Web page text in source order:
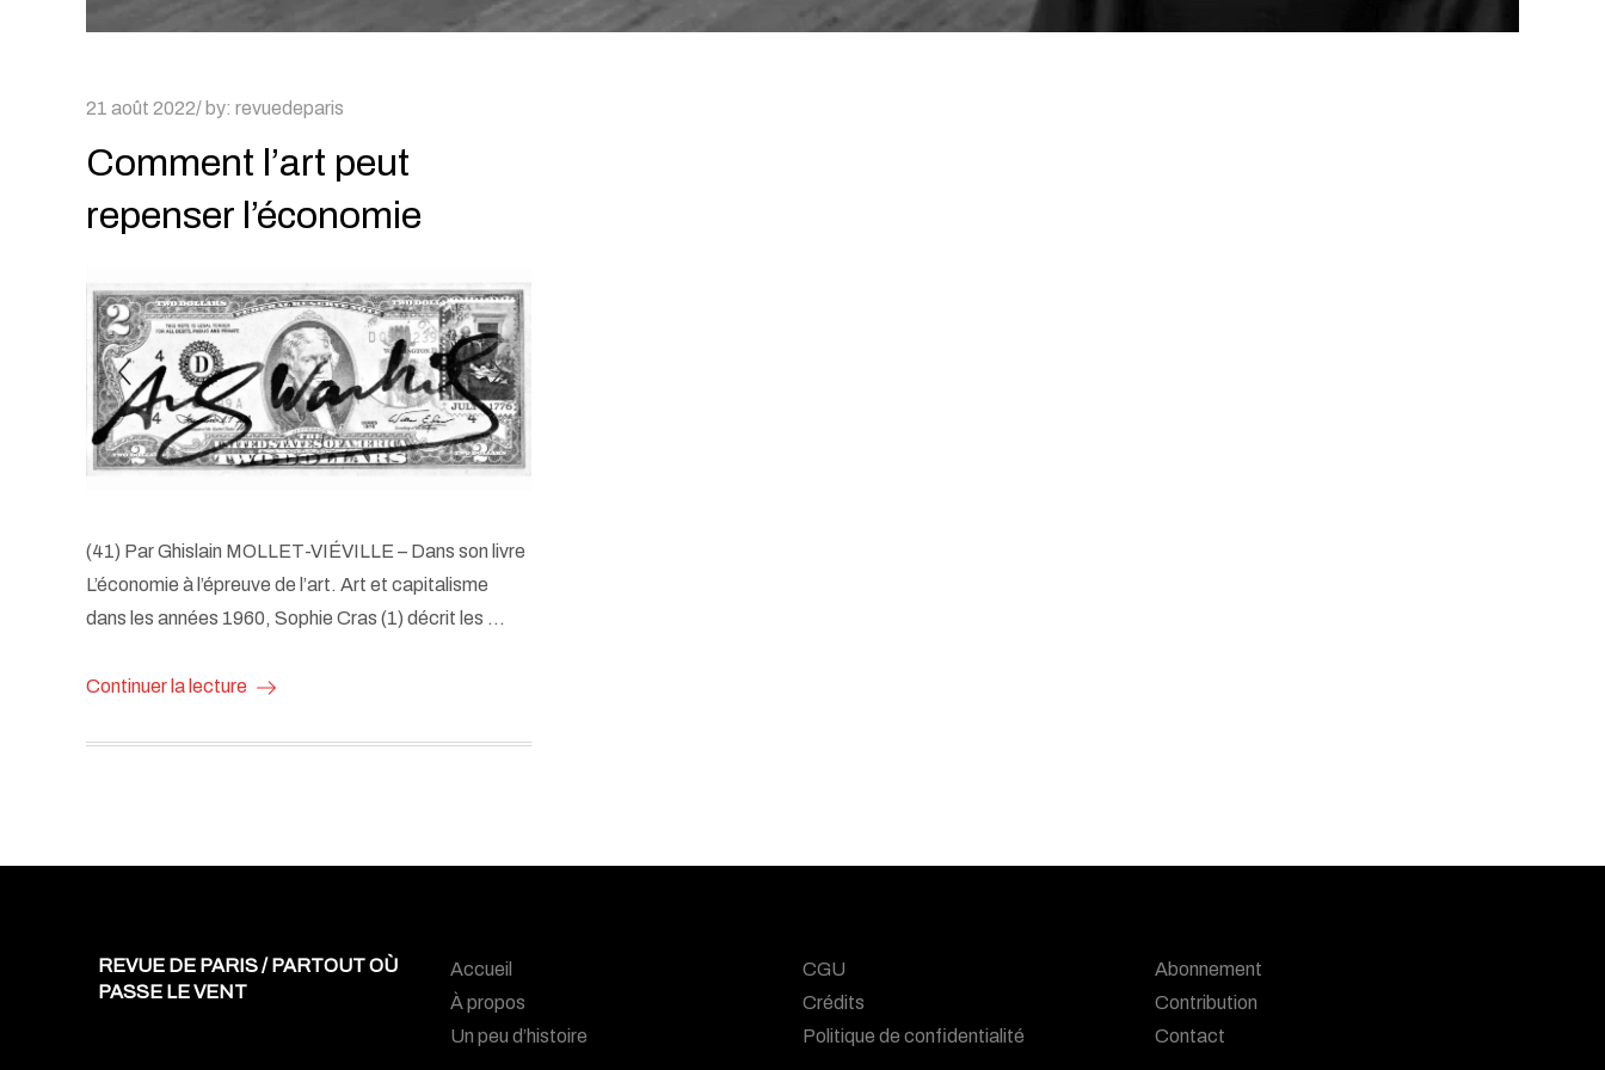
Posted
21 août 2022 by: revuedeparis
Comment l’art peut
repenser l’économie
(41) Par Ghislain MOLLET-VIÉVILLE – Dans son livre
L’économie à l’épreuve de l’art. Art et capitalisme
dans les années 1960, Sophie Cras (1) décrit les …
Continuer la lecture
REVUE DE PARIS / PARTOUT OÙ
PASSE LE VENT
Accueil
À propos
Un peu d’histoire
CGU
Crédits
Politique de confidentialité
Abonnement
Contribution
Contact